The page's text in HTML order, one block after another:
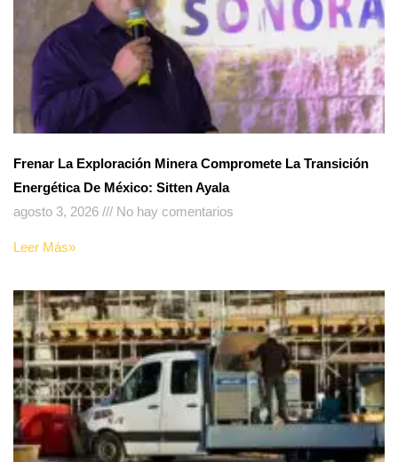
Frenar La Exploración Minera Compromete La Transición
Energética De México: Sitten Ayala
agosto 3, 2026
No hay comentarios
Leer Más»